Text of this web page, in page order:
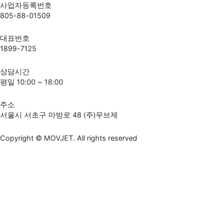
사업자등록번호
805-88-01509
대표번호
1899-7125
상담시간
평일 10:00 ~ 18:00
주소
서울시 서초구 마방로 48 (주)무브제
Copyright © MOVJET. All rights reserved